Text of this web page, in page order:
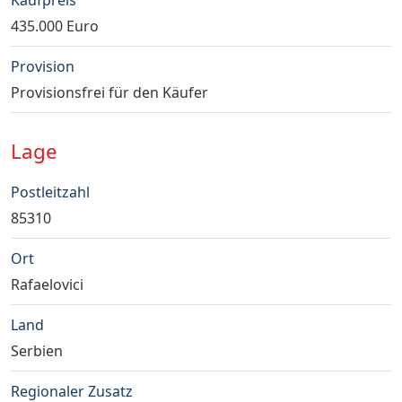
435.000 Euro
Provision
Provisionsfrei für den Käufer
Lage
Postleitzahl
85310
Ort
Rafaelovici
Land
Serbien
Regionaler Zusatz